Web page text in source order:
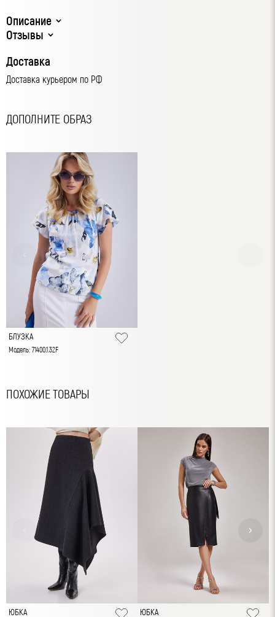
Описание
Отзывы
Доставка
Доставка курьером по РФ
ДОПОЛНИТЕ ОБРАЗ
БЛУЗКА
Модель: 71400.1.32F
ПОХОЖИЕ ТОВАРЫ
ЮБКА ЮБКА